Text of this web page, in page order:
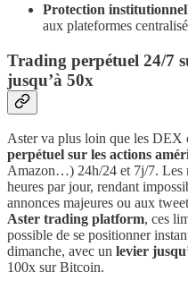
Protection
aux plateformes
Trading perpétuel 24/7
jusqu’à 50x
Aster va plus loin que les DEX
perpétuel sur les actions
Amazon…) 24h/24 et 7j/7. Les
heures par jour, rendant
annonces majeures ou aux
Aster trading platform, ces
possible de se positionner
dimanche, avec un levier
100x sur Bitcoin.